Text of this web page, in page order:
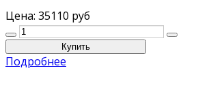
Цена: 35110 руб
Подробнее